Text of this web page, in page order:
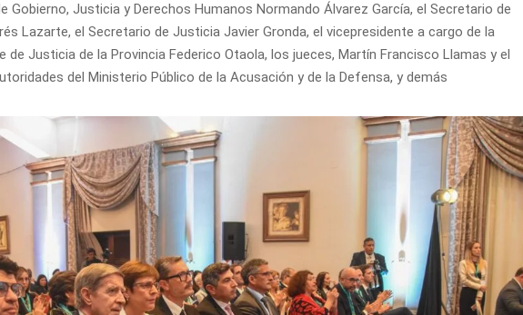
Gobierno, Justicia y Derechos Humanos Normando Álvarez García, el Secretario de
Lazarte, el Secretario de Justicia Javier Gronda, el vicepresidente a cargo de la
de Justicia de la Provincia Federico Otaola, los jueces, Martín Francisco Llamas y el
del Ministerio Público de la Acusación y de la Defensa, y demás